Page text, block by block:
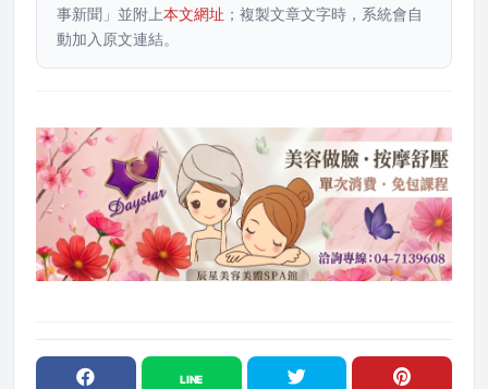
事新聞」並附上本文網址 ；複製文章文字時，系統會自
動加入原文連結。